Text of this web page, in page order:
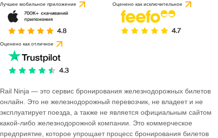
Лучшее мобильное приложение Оценено как исключительное
Оценено как отличное
Rail Ninja — это сервис бронирования железнодорожных билетов
онлайн. Это не железнодорожный перевозчик, не владеет и не
эксплуатирует поезда, а также не является официальным сайтом
какой-либо железнодорожной компании. Это коммерческое
предприятие, которое упрощает процесс бронирования билетов